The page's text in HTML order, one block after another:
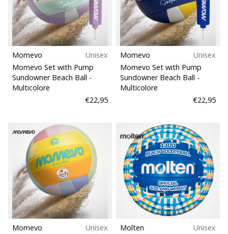
Momevo
Unisex
Momevo Set with Pump
Sundowner Beach Ball -
Multicolore
€22,95
Momevo
Unisex
Momevo Set with Pump
Sundowner Beach Ball -
Multicolore
€22,95
Momevo Unisex Molten Unisex